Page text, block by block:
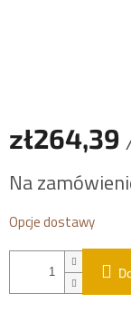
zł264,39
jednostkowa:
Na
Opcje dostawy